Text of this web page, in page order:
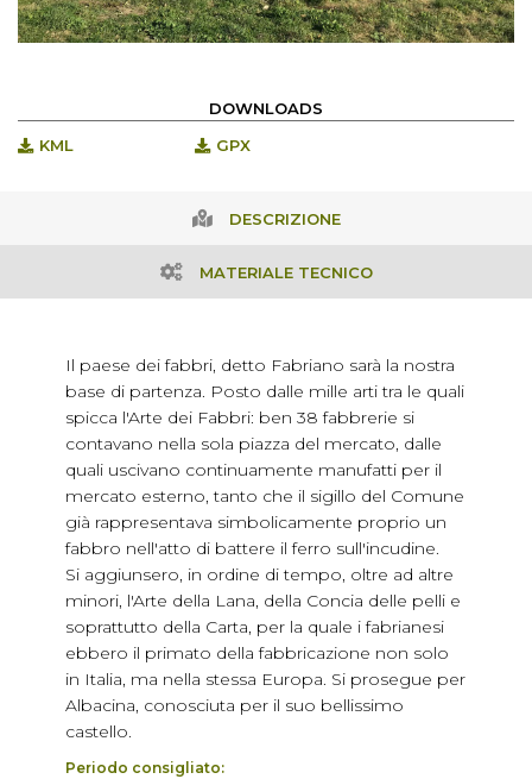
DOWNLOADS
KML
GPX
DESCRIZIONE
MATERIALE TECNICO
Il paese dei fabbri, detto Fabriano sarà la nostra
base di partenza. Posto dalle mille arti tra le quali
spicca l'Arte dei Fabbri: ben 38 fabbrerie si
contavano nella sola piazza del mercato, dalle
quali uscivano continuamente manufatti per il
mercato esterno, tanto che il sigillo del Comune
già rappresentava simbolicamente proprio un
fabbro nell'atto di battere il ferro sull'incudine.
Si aggiunsero, in ordine di tempo, oltre ad altre
minori, l'Arte della Lana, della Concia delle pelli e
soprattutto della Carta, per la quale i fabrianesi
ebbero il primato della fabbricazione non solo
in Italia, ma nella stessa Europa. Si prosegue per
Albacina, conosciuta per il suo bellissimo
castello.
Periodo consigliato: